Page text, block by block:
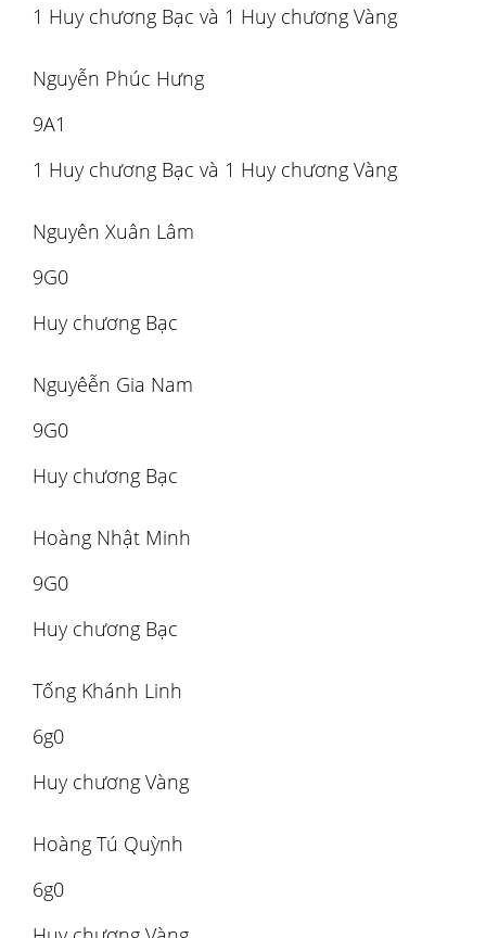
1 Huy chương Bạc và 1 Huy chương Vàng
Nguyễn Phúc Hưng
9A1
1 Huy chương Bạc và 1 Huy chương Vàng
Nguyên Xuân Lâm
9G0
Huy chương Bạc
Nguyêễn Gia Nam
9G0
Huy chương Bạc
Hoàng Nhật Minh
9G0
Huy chương Bạc
Tống Khánh Linh
6g0
Huy chương Vàng
Hoàng Tú Quỳnh
6g0